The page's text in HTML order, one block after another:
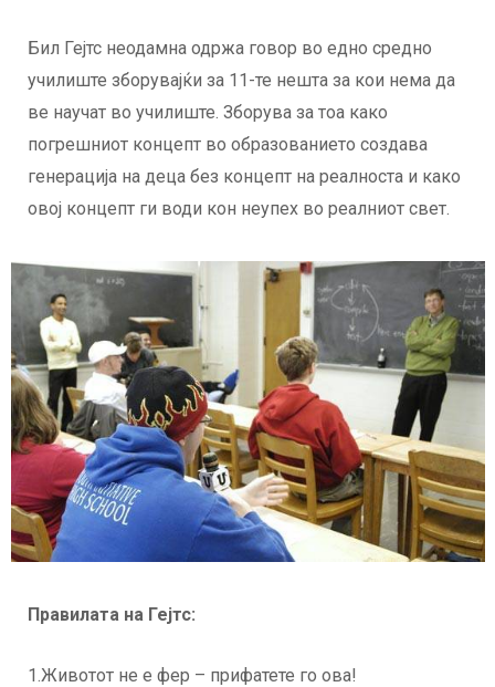
Бил Гејтс неодамна одржа говор во едно средно
училиште зборувајќи за 11-те нешта за кои нема да
ве научат во училиште. Зборува за тоа како
погрешниот концепт во образованието создава
генерација на деца без концепт на реалноста и како
овој концепт ги води кон неупех во реалниот свет.
Правилата на Гејтс:
1.Животот не е фер – прифатете го ова!